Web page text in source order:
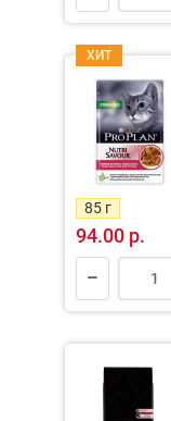
ХИТ
85 г
94.00 р.